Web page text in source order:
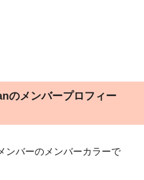
のメンバープロフィー
ンバーのメンバーカラーで